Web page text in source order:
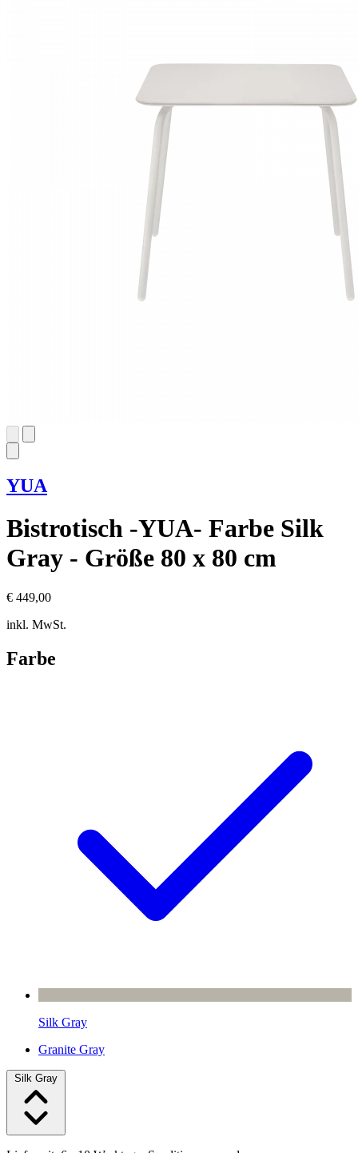
YUA
Bistrotisch -YUA- Farbe Silk
Gray - Größe 80 x 80 cm
€ 449,00
inkl. MwSt.
Farbe
Silk Gray
Granite Gray
Silk Gray